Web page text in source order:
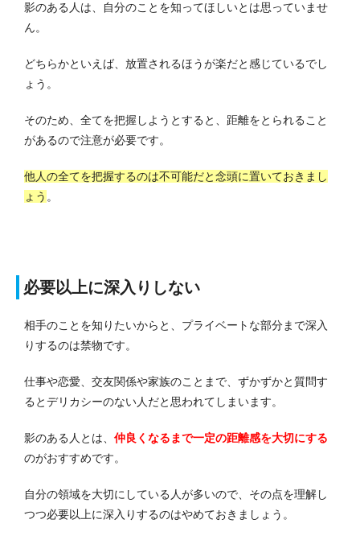
影のある人は、自分のことを知ってほしいとは思っていませ
ん。
どちらかといえば、放置されるほうが楽だと感じているでし
ょう。
そのため、全てを把握しようとすると、距離をとられること
があるので注意が必要です。
他人の全てを把握するのは不可能だと念頭に置いておきまし
ょう 。
必要以上に深入りしない
相手のことを知りたいからと、プライベートな部分まで深入
りするのは禁物です。
仕事や恋愛、交友関係や家族のことまで、ずかずかと質問す
るとデリカシーのない人だと思われてしまいます。
影のある人とは、 仲良くなるまで一定の距離感を大切にする
のがおすすめです。
自分の領域を大切にしている人が多いので、その点を理解し
つつ必要以上に深入りするのはやめておきましょう。